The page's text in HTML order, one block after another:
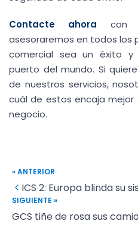
Contacte ahora con
asesoraremos en todos los
comercial sea un éxito y
puerto del mundo. Si
de nuestros servicios,
cuál de estos encaja
negocio.
« ANTERIOR
ICS 2: Europa blinda su
SIGUIENTE »